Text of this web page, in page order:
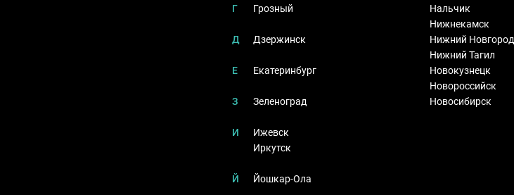
Г Грозный
Д Дзержинск
Е Екатеринбург
З Зеленоград
И
Ижевск
Иркутск
Й Йошкар-Ола
Нальчик
Нижнекамск
Нижний Новгород
Нижний Тагил
Новокузнецк
Новороссийск
Новосибирск